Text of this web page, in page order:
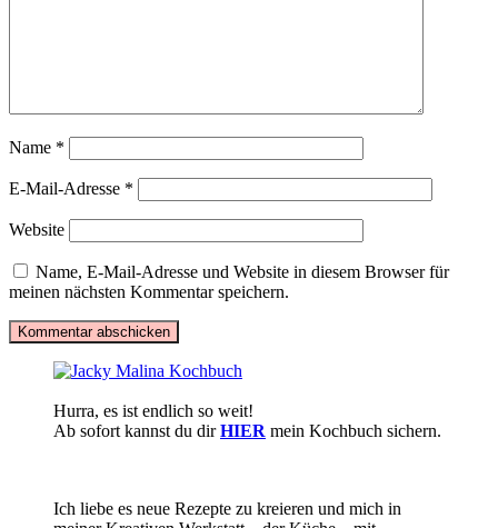
Name *
E-Mail-Adresse *
Website
Name, E-Mail-Adresse und Website in diesem Browser für
meinen nächsten Kommentar speichern.
Hurra, es ist endlich so weit!
Ab sofort kannst du dirHIER mein Kochbuch sichern.
Ich liebe es neue Rezepte zu kreieren und mich in